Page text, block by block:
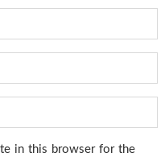
in this browser for the